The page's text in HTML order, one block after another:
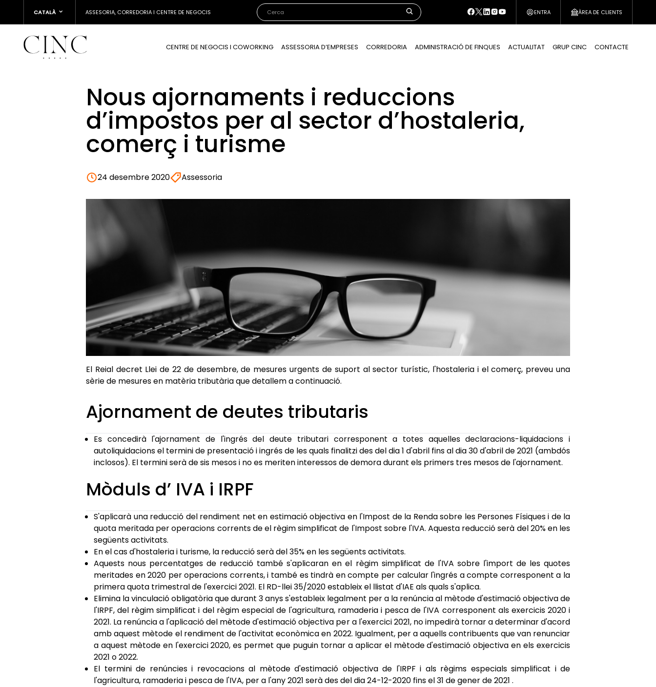
CATALÀ ASSESORIA, CORREDORIA I CENTRE DE NEGOCIS ENTRA ÀREA DE CLIENTS
CENTRE DE NEGOCIS I COWORKING ASSESSORIA D’EMPRESES CORREDORIA ADMINISTRACIÓ DE FINQUES ACTUALITAT GRUP CINC CONTACTE
Nous ajornaments i reduccions
d’impostos per al sector d’hostaleria,
comerç i turisme
24 desembre 2020 Assessoria
El Reial decret Llei de 22 de desembre, de mesures urgents de suport al sector turístic, l'hostaleria i el comerç, preveu una
sèrie de mesures en matèria tributària que detallem a continuació.
Ajornament de deutes tributaris
Es concedirà l'ajornament de l'ingrés del deute tributari corresponent a totes aquelles declaracions-liquidacions i
autoliquidacions el termini de presentació i ingrés de les quals finalitzi des del dia 1 d'abril fins al dia 30 d'abril de 2021 (ambdós
inclosos). El termini serà de sis mesos i no es meriten interessos de demora durant els primers tres mesos de l'ajornament.
Mòduls d’ IVA i IRPF
S'aplicarà una reducció del rendiment net en estimació objectiva en l'Impost de la Renda sobre les Persones Físiques i de la
quota meritada per operacions corrents de el règim simplificat de l'Impost sobre l'IVA. Aquesta reducció serà del 20% en les
següents activitats.
En el cas d'hostaleria i turisme, la reducció serà del 35% en les següents activitats.
Aquests nous percentatges de reducció també s'aplicaran en el règim simplificat de l'IVA sobre l'import de les quotes
meritades en 2020 per operacions corrents, i també es tindrà en compte per calcular l'ingrés a compte corresponent a la
primera quota trimestral de l'exercici 2021. El RD-llei 35/2020 estableix el llistat d'IAE als quals s'aplica.
Elimina la vinculació obligatòria que durant 3 anys s'estableix legalment per a la renúncia al mètode d'estimació objectiva de
l'IRPF, del règim simplificat i del règim especial de l'agricultura, ramaderia i pesca de l'IVA corresponent als exercicis 2020 i
2021. La renúncia a l'aplicació del mètode d'estimació objectiva per a l'exercici 2021, no impedirà tornar a determinar d'acord
amb aquest mètode el rendiment de l'activitat econòmica en 2022. Igualment, per a aquells contribuents que van renunciar
a aquest mètode en l'exercici 2020, es permet que puguin tornar a aplicar el mètode d'estimació objectiva en els exercicis
2021 o 2022.
El termini de renúncies i revocacions al mètode d'estimació objectiva de l'IRPF i als règims especials simplificat i de
l'agricultura, ramaderia i pesca de l'IVA, per a l'any 2021 serà des del dia 24-12-2020 fins el 31 de gener de 2021 .